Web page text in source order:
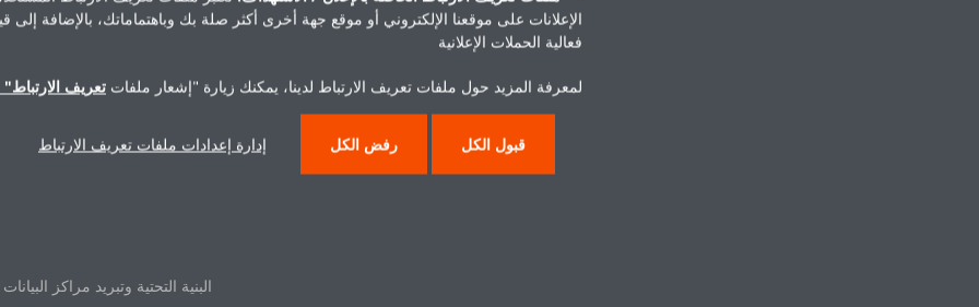
حلول
لمنزلك
التجزئة
البنية التحتية وتبريد مراكز البيانات
حول دايكن
عن الشركة
100 عام مع Daikin
الإعلانات على موقعنا الإلكتروني أو موقع جهة أخرى أكثر صلة بك وباهتماماتك، بالإضافة إلى
فعالية الحملات الإعلانية
لمعرفة المزيد حول ملفات تعريف الارتباط لدينا، يمكنك زيارة "إشعار ملفات تعريف الارتباط"
قبول الكل رفض الكل إدارة إعدادات ملفات تعريف الارتباط